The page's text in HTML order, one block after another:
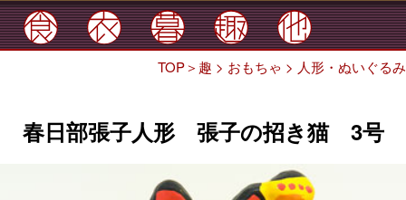
TOP＞ 趣 > おもちゃ > 人形・ぬいぐるみ
春日部張子人形 張子の招き猫 3号